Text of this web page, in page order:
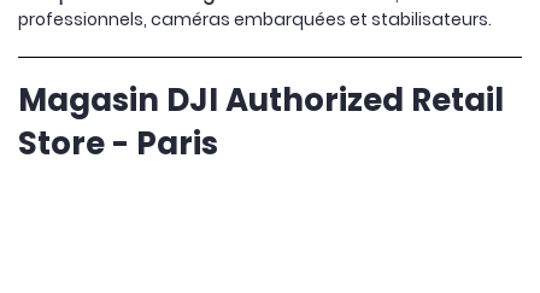
professionnels, caméras embarquées et stabilisateurs.
Magasin DJI Authorized Retail
Store - Paris